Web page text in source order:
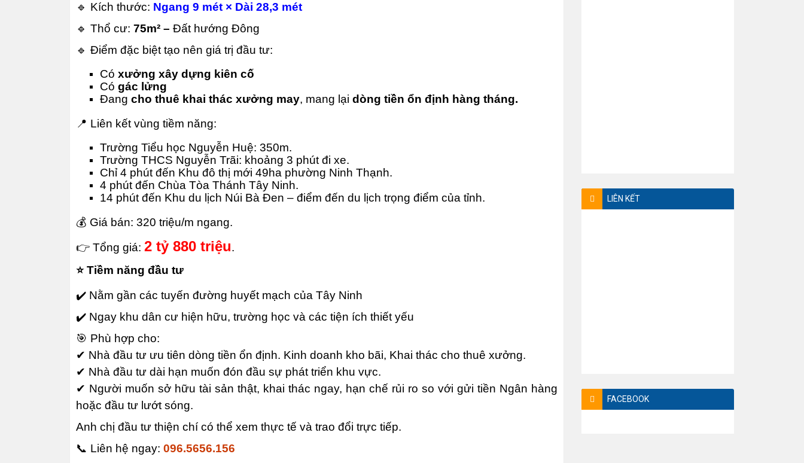
🔹 Kích thước: Ngang 9 mét × Dài 28,3 mét
🔹 Thổ cư: 75m² – Đất hướng Đông
🔹 Điểm đặc biệt tạo nên giá trị đầu tư:
Có xưởng xây dựng kiên cố
Có gác lửng
Đang cho thuê khai thác xưởng may, mang lại dòng tiền ổn định hàng tháng.
📍 Liên kết vùng tiềm năng:
Trường Tiểu học Nguyễn Huệ: 350m.
Trường THCS Nguyễn Trãi: khoảng 3 phút đi xe.
Chỉ 4 phút đến Khu đô thị mới 49ha phường Ninh Thạnh.
4 phút đến Chùa Tòa Thánh Tây Ninh.
14 phút đến Khu du lịch Núi Bà Đen – điểm đến du lịch trọng điểm của tỉnh.
💰 Giá bán: 320 triệu/m ngang.
👉 Tổng giá: 2 tỷ 880 triệu.
⭐ Tiềm năng đầu tư
✔️ Nằm gần các tuyến đường huyết mạch của Tây Ninh
✔️ Ngay khu dân cư hiện hữu, trường học và các tiện ích thiết yếu
🎯 Phù hợp cho:
✔ Nhà đầu tư ưu tiên dòng tiền ổn định. Kinh doanh kho bãi, Khai thác cho thuê xưởng.
✔ Nhà đầu tư dài hạn muốn đón đầu sự phát triển khu vực.
✔ Người muốn sở hữu tài sản thật, khai thác ngay, hạn chế rủi ro so với gửi tiền Ngân hàng
hoặc đầu tư lướt sóng.
Anh chị đầu tư thiện chí có thể xem thực tế và trao đổi trực tiếp.
📞 Liên hệ ngay: 096.5656.156
LIÊN KẾT
FACEBOOK